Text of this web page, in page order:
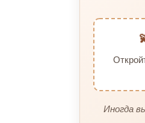
Иногда